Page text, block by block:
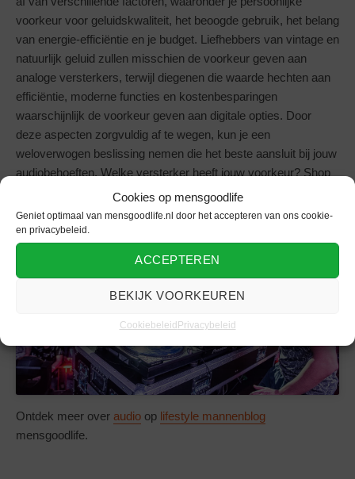
Cookies op mensgoodlife
Geniet optimaal van mensgoodlife.nl door het accepteren van ons cookie-
en privacybeleid.
ACCEPTEREN
BEKIJK VOORKEUREN
CookiebeleidPrivacybeleid
voorkeur voor geluidskwaliteit, het beoogde gebruik, het belang
van energie-efficiëntie en je budget. Liefhebbers van vintage en
natuurlijk geluid zullen misschien de voorkeur geven aan
analoge versterkers, terwijl diegenen die waarde hechten aan
efficiëntie, moderne functies en kostenbesparingen
waarschijnlijk de voorkeur geven aan digitale opties. Door
deze aspecten zorgvuldig af te wegen, kun je een
weloverwogen beslissing nemen die het beste aansluit bij jouw
audiobehoeften. Welke versterker heeft jouw voorkeur? Shop
Klik om marketing cookies te accepteren
Ontdek meer over audio op lifestyle mannenblog
mensgoodlife.